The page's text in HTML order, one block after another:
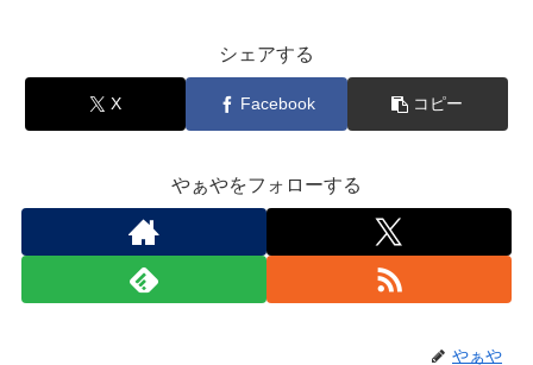
シェアする
X Facebook コピー
やぁやをフォローする
やぁや